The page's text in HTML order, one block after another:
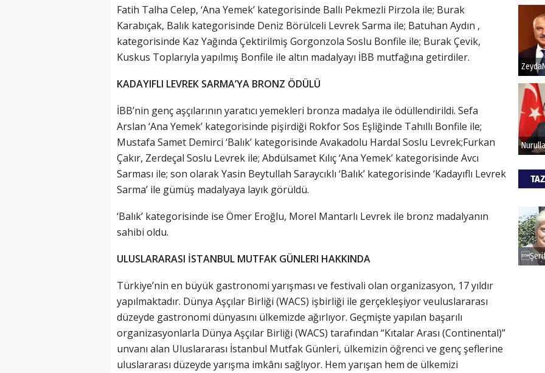
Fatih Talha Celep, ‘Ana Yemek’ kategorisinde Ballı Pekmezli Pirzola ile; Burak
Karabıçak, Balık kategorisinde Deniz Börülceli Levrek Sarma ile; Batuhan Aydın ,
kategorisinde Kaz Yağında Çektirilmiş Gorgonzola Soslu Bonfile ile; Burak Çevik,
Kuskus Toplarıyla yapılmış Bonfile ile altın madalyayı İBB mutfağına getirdiler.
KADAYIFLI LEVREK SARMA’YA BRONZ ÖDÜLÜ
İBB’nin genç aşçılarının yaratıcı yemekleri bronza madalya ile ödüllendirildi. Sefa
Arslan ‘Ana Yemek’ kategorisinde pişirdiği Rokfor Sos Eşliğinde Tahıllı Bonfile ile;
Mustafa Samet Demirci ‘Balık’ kategorisinde Avakadolu Hardal Soslu Levrek;Furkan
Çakır, Zerdeçal Soslu Levrek ile; Abdülsamet Kılıç ‘Ana Yemek’ kategorisinde Avcı
Sarması ile; son olarak Yasin Beytullah Saraycıklı ‘Balık’ kategorisinde ‘Kadayıflı Levrek
Sarma’ ile gümüş madalyaya layık görüldü.
‘Balık’ kategorisinde ise Ömer Eroğlu, Morel Mantarlı Levrek ile bronz madalyanın
sahibi oldu.
ULUSLARARASI İSTANBUL MUTFAK GÜNLERI HAKKINDA
Türkiye’nin en büyük gastronomi yarışması ve festivali olan organizasyon, 17 yıldır
yapılmaktadır. Dünya Aşçılar Birliği (WACS) işbirliği ile gerçekleşiyor veuluslararası
düzeyde gastronomi dünyasını ülkemizde ağırlıyor. Geçmişte yapılan başarılı
organizasyonlarla Dünya Aşçılar Birliği (WACS) tarafından “Kıtalar Arası (Continental)”
unvanı alan Uluslararası İstanbul Mutfak Günleri, ülkemizin öğrenci ve genç şeflerine
uluslararası düzeyde yarışma imkânı sağlıyor. Hem yarışan hem de ülkemizi
Bu